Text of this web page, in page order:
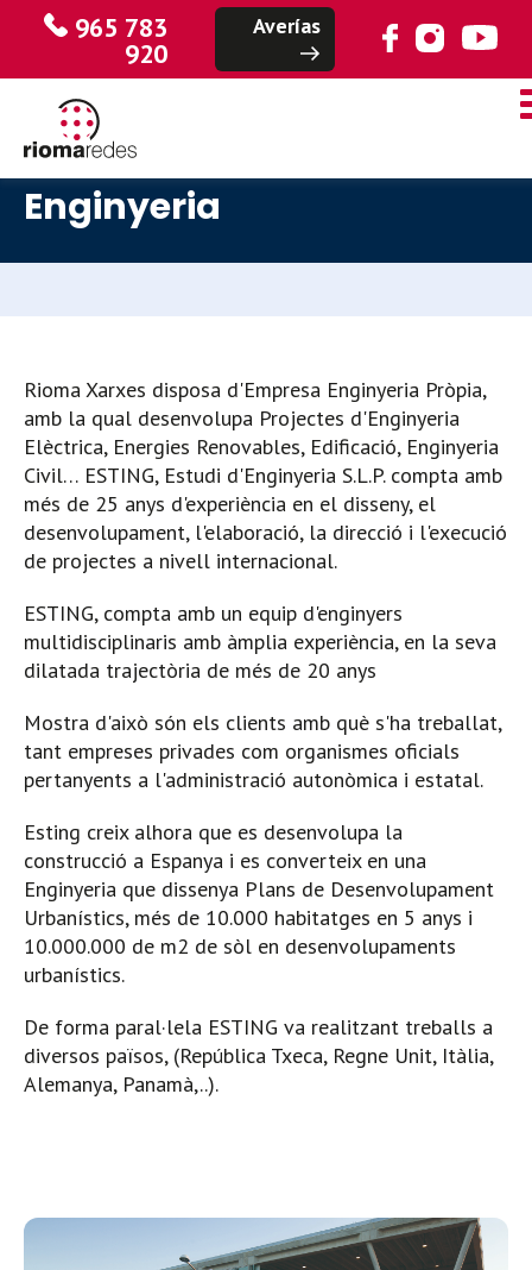
965 783
920
Averías
Enginyeria
Rioma Xarxes disposa d'Empresa Enginyeria Pròpia,
amb la qual desenvolupa Projectes d'Enginyeria
Elèctrica, Energies Renovables, Edificació, Enginyeria
Civil… ESTING, Estudi d'Enginyeria S.L.P. compta amb
més de 25 anys d'experiència en el disseny, el
desenvolupament, l'elaboració, la direcció i l'execució
de projectes a nivell internacional.
ESTING, compta amb un equip d'enginyers
multidisciplinaris amb àmplia experiència, en la seva
dilatada trajectòria de més de 20 anys
Mostra d'això són els clients amb què s'ha treballat,
tant empreses privades com organismes oficials
pertanyents a l'administració autonòmica i estatal.
Esting creix alhora que es desenvolupa la
construcció a Espanya i es converteix en una
Enginyeria que dissenya Plans de Desenvolupament
Urbanístics, més de 10.000 habitatges en 5 anys i
10.000.000 de m2 de sòl en desenvolupaments
urbanístics.
De forma paral·lela ESTING va realitzant treballs a
diversos països, (República Txeca, Regne Unit, Itàlia,
Alemanya, Panamà,..).